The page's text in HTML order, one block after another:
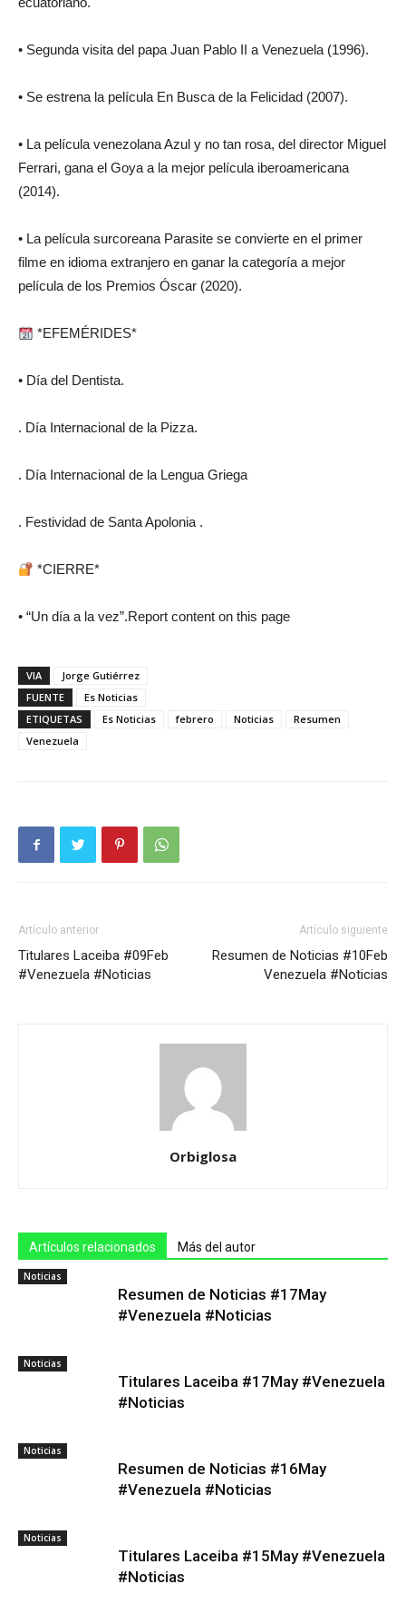
• Segunda visita del papa Juan Pablo II a Venezuela (1996).
• Se estrena la película En Busca de la Felicidad (2007).
• La película venezolana Azul y no tan rosa, del director Miguel
Ferrari, gana el Goya a la mejor película iberoamericana
(2014).
• La película surcoreana Parasite se convierte en el primer
filme en idioma extranjero en ganar la categoría a mejor
película de los Premios Óscar (2020).
*EFEMÉRIDES*
• Día del Dentista.
. Día Internacional de la Pizza.
. Día Internacional de la Lengua Griega
. Festividad de Santa Apolonia .
*CIERRE*
• “Un día a la vez”.Report content on this page
VIA
Jorge Gutiérrez
FUENTE
Es Noticias
ETIQUETAS
Es Noticias febrero Noticias
Resumen
Venezuela
Artículo anterior
Titulares Laceiba #09Feb
#Venezuela #Noticias
Artículo siguiente
Resumen de Noticias #10Feb
Venezuela #Noticias
Orbiglosa
Artículos relacionados Más del autor
Noticias
Resumen de Noticias #17May
#Venezuela #Noticias
Noticias
Titulares Laceiba #17May #Venezuela
#Noticias
Noticias
Resumen de Noticias #16May
#Venezuela #Noticias
Noticias
Titulares Laceiba #15May #Venezuela
#Noticias